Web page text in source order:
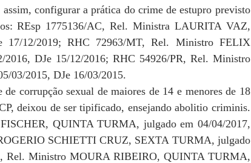
configurar a prática do crime de estupro previsto
REsp 1775136/AC, Rel. Ministra LAURITA VAZ,
17/12/2019; RHC 72963/MT, Rel. Ministro FELIX
DJe 15/12/2016; RHC 54926/PR, Rel. Ministro
03/2015, DJe 16/03/2015.
corrupção sexual de maiores de 14 e menores de 18
deixou de ser tipificado, ensejando abolitio criminis.
QUINTA TURMA, julgado em 04/04/2017,
SCHIETTI CRUZ, SEXTA TURMA, julgado
Rel. Ministro MOURA RIBEIRO, QUINTA TURMA,